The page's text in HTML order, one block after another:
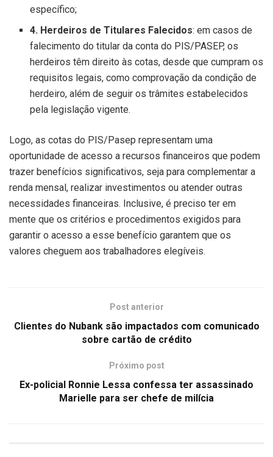
específico;
4. Herdeiros de Titulares Falecidos: em casos de
falecimento do titular da conta do PIS/PASEP, os
herdeiros têm direito às cotas, desde que cumpram os
requisitos legais, como comprovação da condição de
herdeiro, além de seguir os trâmites estabelecidos
pela legislação vigente.
Logo, as cotas do PIS/Pasep representam uma
oportunidade de acesso a recursos financeiros que podem
trazer benefícios significativos, seja para complementar a
renda mensal, realizar investimentos ou atender outras
necessidades financeiras. Inclusive, é preciso ter em
mente que os critérios e procedimentos exigidos para
garantir o acesso a esse benefício garantem que os
valores cheguem aos trabalhadores elegíveis.
Post anterior
Clientes do Nubank são impactados com comunicado
sobre cartão de crédito
Próximo post
Ex-policial Ronnie Lessa confessa ter assassinado
Marielle para ser chefe de milícia